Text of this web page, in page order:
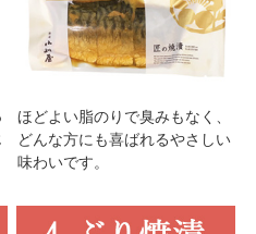
ほどよい脂のりで臭みもなく、
どんな方にも喜ばれるやさしい
味わいです。